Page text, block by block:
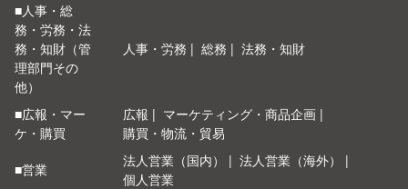
■人事・総
務・労務・法
務・知財（管
理部門その
他）
人事・労務 総務 法務・知財
■広報・マー
ケ・購買
広報
マーケティング・商品企画
購買・物流・貿易
■営業
法人営業（国内）
法人営業（海外）
個人営業